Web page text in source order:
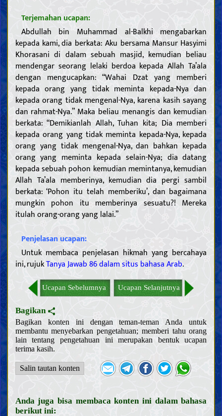
Terjemahan ucapan:
Abdullah bin Muhammad al-Balkhi mengabarkan
kepada kami, dia berkata: Aku bersama Mansur Hasyimi
Khorasani di dalam sebuah masjid, kemudian beliau
mendengar seorang lelaki berdoa kepada Allah Ta’ala
dengan mengucapkan: “Wahai Dzat yang memberi
kepada orang yang tidak meminta kepada-Nya dan
kepada orang tidak mengenal-Nya, karena kasih sayang
dan rahmat-Nya.” Maka beliau menangis dan kemudian
berkata: “Demikianlah Allah, Tuhan kita; Dia memberi
kepada orang yang tidak meminta kepada-Nya, kepada
orang yang tidak mengenal-Nya, dan bahkan kepada
orang yang meminta kepada selain-Nya; dia datang
kepada sebuah pohon kemudian memintanya, kemudian
Allah Ta’ala memberinya, kemudian dia pergi sambil
berkata: ‘Pohon itu telah memberiku’, dan bagaimana
mungkin pohon itu memberinya sesuatu?! Mereka
itulah orang-orang yang lalai.”
Penjelasan ucapan:
Untuk membaca penjelasan hikmah yang bercahaya
ini, rujukTanya Jawab 86 dalam situs bahasa Arab.
Ucapan Sebelumnya Ucapan Selanjutnya
Bagikan
Bagikan konten ini dengan teman-teman Anda untuk
membantu menyebarkan pengetahuan; memberi tahu orang
lain tentang pengetahuan ini merupakan bentuk ucapan
terima kasih.
Salin tautan konten
Anda juga bisa membaca konten ini dalam bahasa
berikut ini: